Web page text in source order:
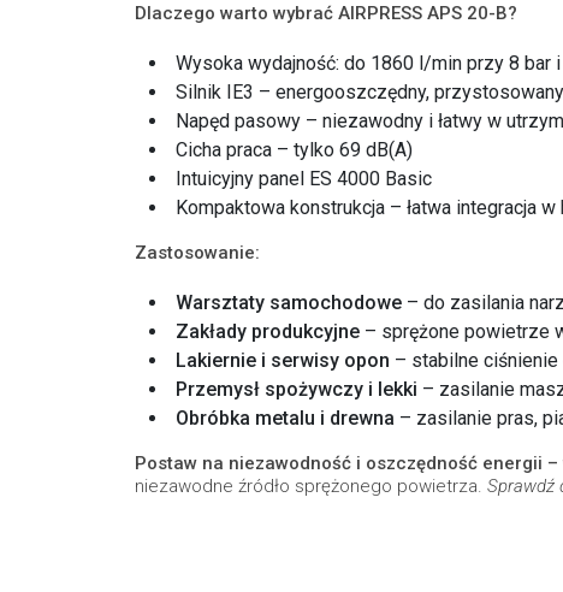
Dlaczego warto wybrać AIRPRESS APS 20-B?
Wysoka wydajność: do 1860 l/min przy 8 bar
Silnik IE3 – energooszczędny,
Napęd pasowy – niezawodny i łatwy w
Cicha praca – tylko 69 dB(A)
Intuicyjny panel ES 4000 Basic
Kompaktowa konstrukcja – łatwa integracja
Zastosowanie:
Warsztaty samochodowe – do zasilania
Zakłady produkcyjne – sprężone powietrze
Lakiernie i serwisy opon – stabilne
Przemysł spożywczy i lekki – zasilanie
Obróbka metalu i drewna – zasilanie pras,
Postaw na niezawodność i oszczędność energii –
niezawodne źródło sprężonego powietrza. Sprawdź